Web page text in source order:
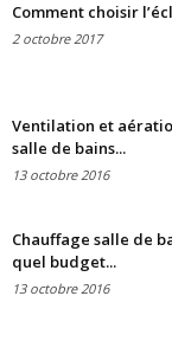
Comment choisir
2 octobre 2017
Ventilation et
salle de bains...
13 octobre 2016
Chauffage salle de
quel budget...
13 octobre 2016